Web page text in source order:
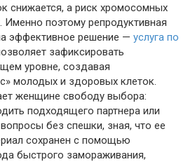
снижается, а риск хромосомных
Именно поэтому репродуктивная
эффективное решение — услуга по
зафиксировать
уровне, создавая
молодых и здоровых клеток.
женщине свободу выбора:
подходящего партнера или
без спешки, зная, что ее
сохранен с помощью
быстрого замораживания,